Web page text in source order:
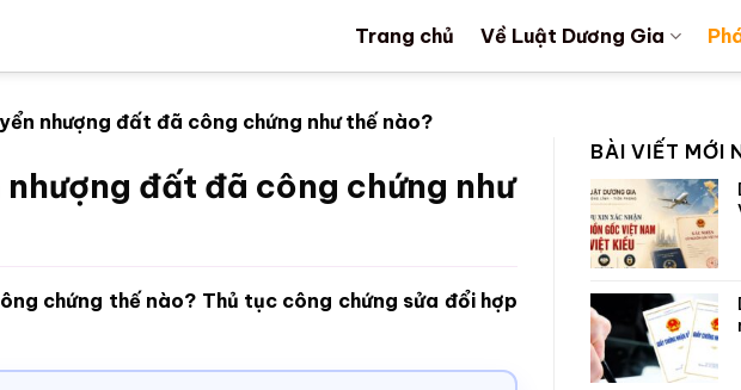
Trang chủ Về Luật Dương Gia
nhượng đất đã công chứng như thế nào?
đất đã công chứng như
chứng thế nào? Thủ tục công chứng sửa đổi hợp
BÀI VIẾT MỚI